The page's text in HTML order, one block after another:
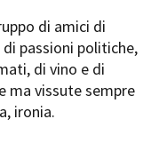
Solinas
- Accedi al tuo
di amici di
passioni politiche,
di vino e di
ma vissute sempre
ironia.